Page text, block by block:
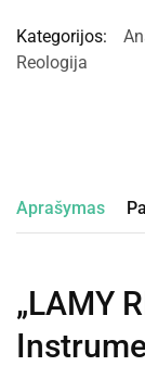
Kategorijos:
Reologija
Aprašymas
„LAMY